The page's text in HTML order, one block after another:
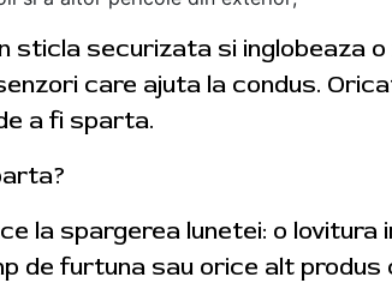
sticla securizata si inglobeaza
care ajuta la condus.
a fi sparta.
la spargerea lunetei: o
de furtuna sau orice alt